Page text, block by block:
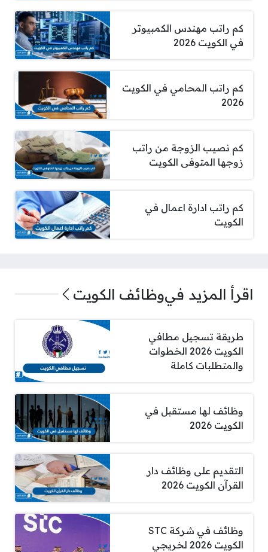
كم راتب مهندس الكمبيوتر
في الكويت 2026
كم راتب المحامي في الكويت
2026
كم نصيب الزوجة من راتب
زوجها المتوفى الكويت
كم راتب ادارة اعمال في
الكويت
اقرأ المزيد فيوظائف الكويت
طريقة تسجيل مطافي
الكويت 2026 الخطوات
والمتطلبات كاملة
وظائف لها مستقبل في
الكويت 2026
التقديم على وظائف دار
القرآن الكويت 2026
وظائف في شركة STC
الكويت 2026 لخريجي